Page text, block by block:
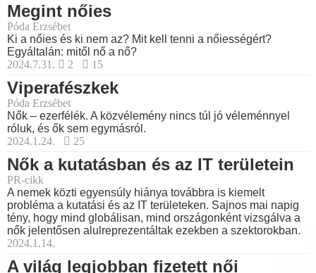
Megint nőies
Póda Erzsébet
Ki a nőies és ki nem az? Mit kell tenni a nőiességért?
Egyáltalán: mitől nő a nő?
2024.7.31.
2 15
Viperafészkek
Póda Erzsébet
Nők – ezerfélék. A közvélemény nincs túl jó véleménnyel
róluk, és ők sem egymásról.
2024.1.24.
25
Nők a kutatásban és az IT területein
PR-cikk
A nemek közti egyensúly hiánya továbbra is kiemelt
probléma a kutatási és az IT területeken. Sajnos mai napig
tény, hogy mind globálisan, mind országonként vizsgálva a
nők jelentősen alulreprezentáltak ezekben a szektorokban.
2024.1.14.
A világ legjobban fizetett női